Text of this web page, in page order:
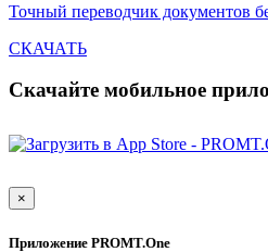
Точный переводчик документов
СКАЧАТЬ
Скачайте мобильное
×
Приложение PROMT.One